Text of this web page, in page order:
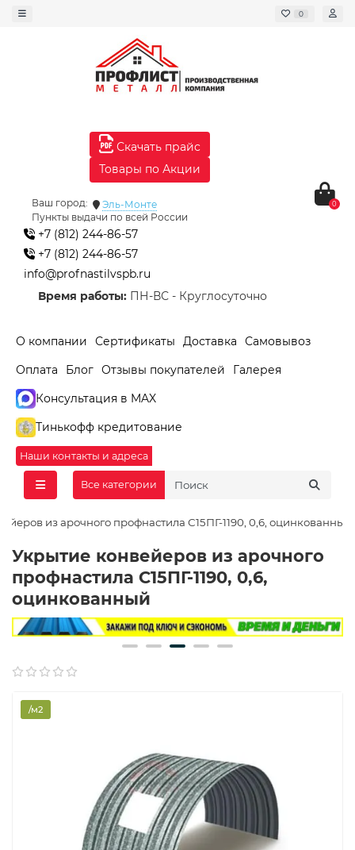
0
Скачать прайс
Товары по Акции
Ваш город:
Эль-Монте
Пункты выдачи по всей России
+7 (812) 244-86-57
+7 (812) 244-86-57
info@profnastilvspb.ru
Время работы: ПН-ВС - Круглосуточно
0
О компании Сертификаты Доставка
Самовывоз
Оплата
Блог Отзывы покупателей
Галерея
Консультация в MAX
Тинькофф кредитование
Наши контакты и адреса
Все категории
из арочного профнастила С15ПГ-1190, 0,6, оцинкованный
Укрытие конвейеров из арочного
профнастила С15ПГ-1190, 0,6,
оцинкованный
/м2